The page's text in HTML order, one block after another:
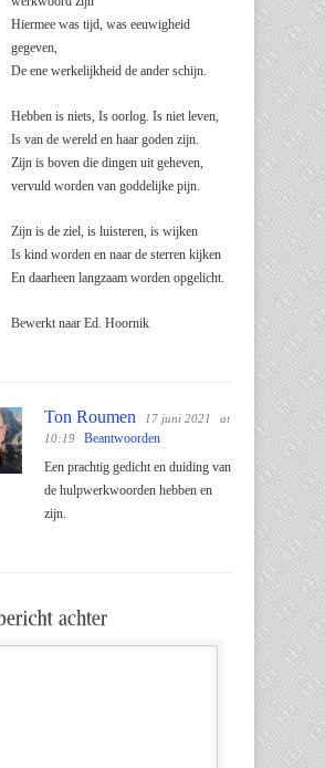
Hiermee was tijd, was eeuwigheid
gegeven,
De ene werkelijkheid de ander schijn.
Hebben is niets, Is oorlog. Is niet leven,
Is van de wereld en haar goden zijn.
Zijn is boven die dingen uit geheven,
vervuld worden van goddelijke pijn.
Zijn is de ziel, is luisteren, is wijken
Is kind worden en naar de sterren kijken
En daarheen langzaam worden opgelicht.
Bewerkt naar Ed. Hoornik
Ton Roumen 17 juni 2021
at
10:19
Beantwoorden
Een prachtig gedicht en duiding van
de hulpwerkwoorden hebben en
zijn.